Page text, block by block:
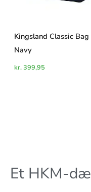
Kingsland Classic Bag
Navy
kr.399,95
Et HKM-